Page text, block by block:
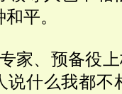
平。
专家、预备役
说什么我都不